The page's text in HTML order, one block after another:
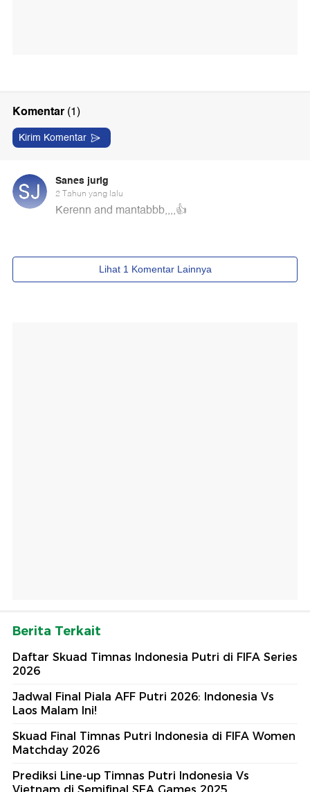
Berita Terkait
Daftar Skuad Timnas Indonesia Putri di FIFA Series
2026
Jadwal Final Piala AFF Putri 2026: Indonesia Vs
Laos Malam Ini!
Skuad Final Timnas Putri Indonesia di FIFA Women
Matchday 2026
Prediksi Line-up Timnas Putri Indonesia Vs